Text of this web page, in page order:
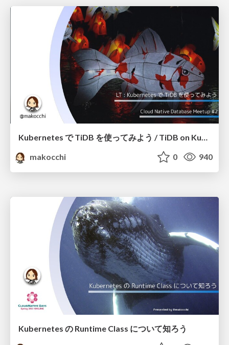
Kubernetes で TiDB を使ってみよう / TiDB on Kubernetes
makocchi
0 940
Kubernetes の Runtime Class について知ろう